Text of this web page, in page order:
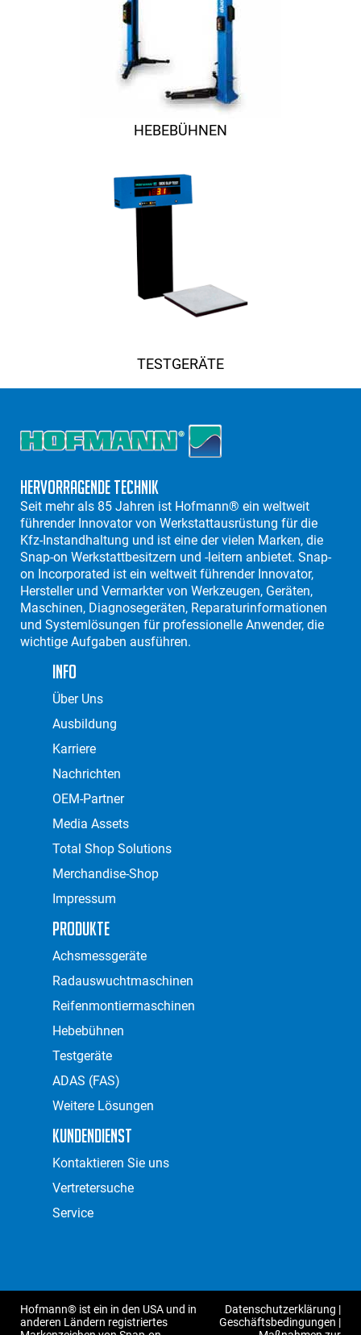
HEBEBÜHNEN
TESTGERÄTE
Hervorragende Technik
Seit mehr als 85 Jahren ist Hofmann® ein weltweit
führender Innovator von Werkstattausrüstung für die
Kfz-Instandhaltung und ist eine der vielen Marken, die
Snap-on Werkstattbesitzern und -leitern anbietet. Snap-
on Incorporated ist ein weltweit führender Innovator,
Hersteller und Vermarkter von Werkzeugen, Geräten,
Maschinen, Diagnosegeräten, Reparaturinformationen
und Systemlösungen für professionelle Anwender, die
wichtige Aufgaben ausführen.
Info
Über Uns
Ausbildung
Karriere
Nachrichten
OEM-Partner
Media Assets
Total Shop Solutions
Merchandise-Shop
Impressum
Produkte
Achsmessgeräte
Radauswuchtmaschinen
Reifenmontiermaschinen
Hebebühnen
Testgeräte
ADAS (FAS)
Weitere Lösungen
Kundendienst
Kontaktieren Sie uns
Vertretersuche
Service
Hofmann® ist ein in den USA und in
anderen Ländern registriertes
Datenschutzerklärung |
Geschäftsbedingungen |